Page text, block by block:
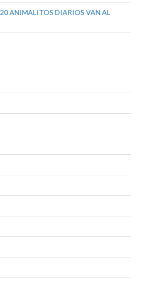
20 ANIMALITOS DIARIOS VAN AL